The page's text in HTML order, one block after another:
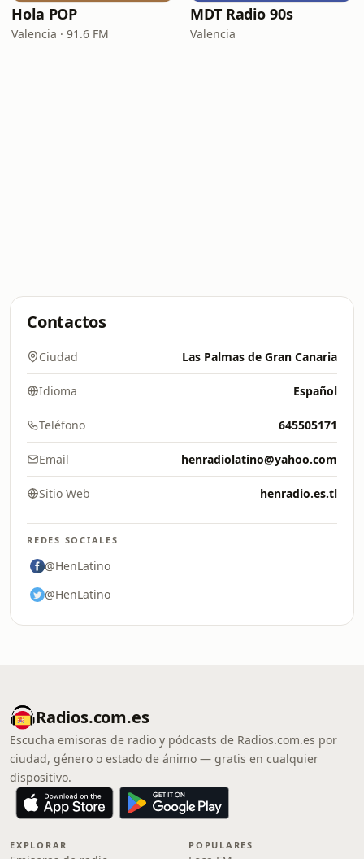
Hola POP
Valencia · 91.6 FM
MDT Radio 90s
Valencia
Contactos
Ciudad Las Palmas de Gran Canaria
Idioma Español
Teléfono 645505171
Email henradiolatino@yahoo.com
Sitio Web henradio.es.tl
REDES SOCIALES
@HenLatino
@HenLatino
Radios.com.es
Escucha emisoras de radio y pódcasts de Radios.com.es por
ciudad, género o estado de ánimo — gratis en cualquier
dispositivo.
EXPLORAR POPULARES